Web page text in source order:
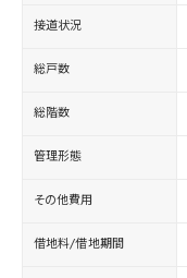
接道状況
総戸数
総階数
管理形態
その他費用
借地料/借地期間